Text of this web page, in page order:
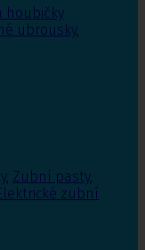
houbičky
ubrousky,
, Zubní pasty,
zubní